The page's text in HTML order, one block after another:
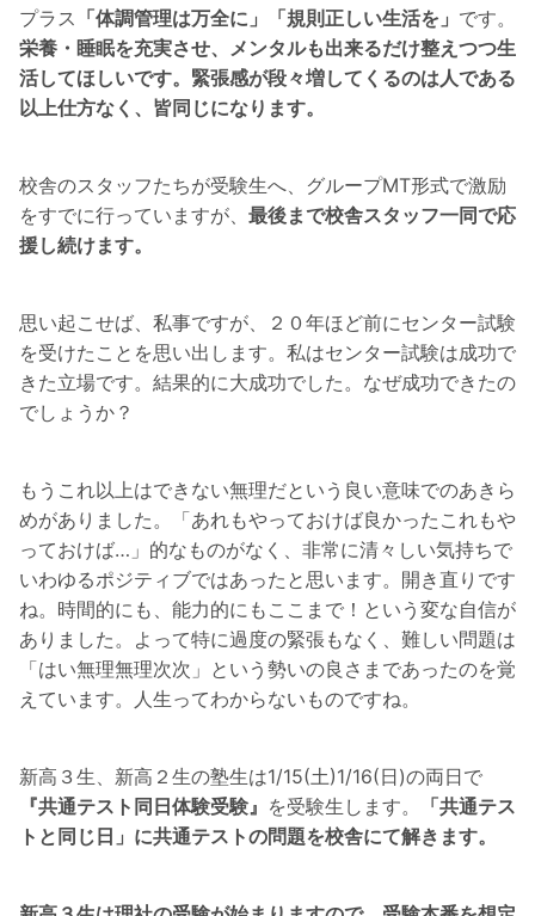
プラス 「体調管理は万全に」「規則正しい生活を」 です。
栄養・睡眠を充実させ、メンタルも出来るだけ整えつつ生
活してほしいです。緊張感が段々増してくるのは人である
以上仕方なく、皆同じになります。
校舎のスタッフたちが受験生へ、グループMT形式で激励
をすでに行っていますが、 最後まで校舎スタッフ一同で応
援し続けます。
思い起こせば、私事ですが、２０年ほど前にセンター試験
を受けたことを思い出します。私はセンター試験は成功で
きた立場です。結果的に大成功でした。なぜ成功できたの
でしょうか？
もうこれ以上はできない無理だという良い意味でのあきら
めがありました。「あれもやっておけば良かったこれもや
っておけば…」的なものがなく、非常に清々しい気持ちで
いわゆるポジティブではあったと思います。開き直りです
ね。時間的にも、能力的にもここまで！という変な自信が
ありました。よって特に過度の緊張もなく、難しい問題は
「はい無理無理次次」という勢いの良さまであったのを覚
えています。人生ってわからないものですね。
新高３生、新高２生の塾生は1/15(土)1/16(日)の両日で
『共通テスト同日体験受験』 を受験生します。
「共通テス
トと同じ日」に共通テストの問題を校舎にて解きます。